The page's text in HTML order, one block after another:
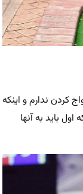
کردن ندارم و اینکه
باید به آنها